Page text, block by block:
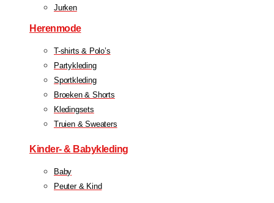
Jurken
Herenmode
T-shirts & Polo’s
Partykleding
Sportkleding
Broeken & Shorts
Kledingsets
Truien & Sweaters
Kinder- & Babykleding
Baby
Peuter & Kind